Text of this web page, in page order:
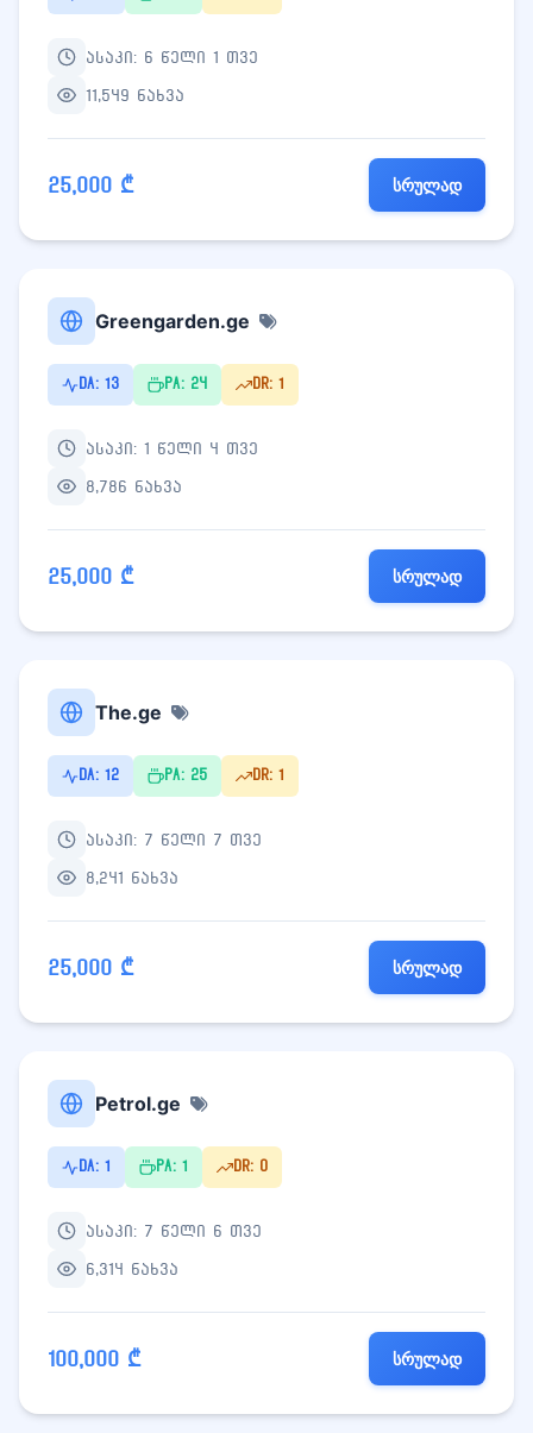
ასაკი: 6 წელი 1 თვე
11,549 ნახვა
25,000 ₾ სრულად
Greengarden.ge
DA: 13 PA: 24 DR: 1
ასაკი: 1 წელი 4 თვე
8,786 ნახვა
25,000 ₾ სრულად
The.ge
DA: 12 PA: 25 DR: 1
ასაკი: 7 წელი 7 თვე
8,241 ნახვა
25,000 ₾ სრულად
Petrol.ge
DA: 1 PA: 1 DR: 0
ასაკი: 7 წელი 6 თვე
6,314 ნახვა
100,000 ₾ სრულად